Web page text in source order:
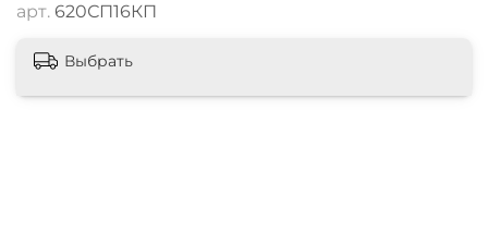
арт. 620СП16КП
Выбрать